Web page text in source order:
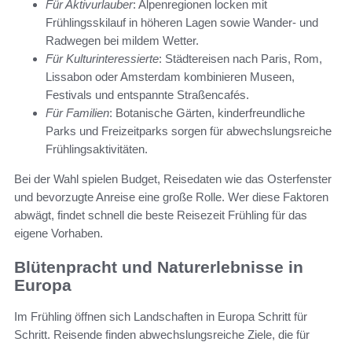
Für Aktivurlauber: Alpenregionen locken mit
Frühlingsskilauf in höheren Lagen sowie Wander- und
Radwegen bei mildem Wetter.
Für Kulturinteressierte: Städtereisen nach Paris, Rom,
Lissabon oder Amsterdam kombinieren Museen,
Festivals und entspannte Straßencafés.
Für Familien: Botanische Gärten, kinderfreundliche
Parks und Freizeitparks sorgen für abwechslungsreiche
Frühlingsaktivitäten.
Bei der Wahl spielen Budget, Reisedaten wie das Osterfenster
und bevorzugte Anreise eine große Rolle. Wer diese Faktoren
abwägt, findet schnell die beste Reisezeit Frühling für das
eigene Vorhaben.
Blütenpracht und Naturerlebnisse in
Europa
Im Frühling öffnen sich Landschaften in Europa Schritt für
Schritt. Reisende finden abwechslungsreiche Ziele, die für